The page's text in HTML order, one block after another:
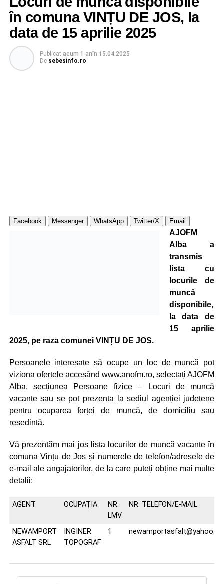
în comuna VINȚU DE JOS, la
data de 15 aprilie 2025
Publicat acum 1 anîn 15.04.2025
De sebesinfo.ro
Facebook Messenger WhatsApp Twitter/X Email
AJOFM
Alba a
transmis
lista cu
locurile de
muncă
disponibile,
la data de
15 aprilie
2025, pe raza comunei VINȚU DE JOS.
Persoanele interesate să ocupe un loc de muncă pot
viziona ofertele accesând www.anofm.ro, selectați AJOFM
Alba, secțiunea Persoane fizice – Locuri de muncă
vacante sau se pot prezenta la sediul agenției judetene
pentru ocuparea forței de muncă, de domiciliu sau
resedintă.
Vă prezentăm mai jos lista locurilor de muncă vacante în
comuna Vințu de Jos și numerele de telefon/adresele de
e-mail ale angajatorilor, de la care puteți obține mai multe
detalii:
AGENT OCUPAŢIA
NR.
LMV
NR. TELEFON/E-MAIL
NEWAMPORT
ASFALT SRL
INGINER
TOPOGRAF
1